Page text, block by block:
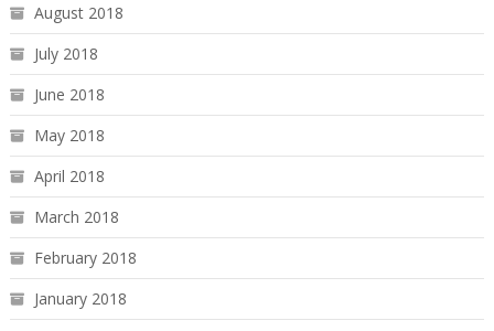
August 2018
July 2018
June 2018
May 2018
April 2018
March 2018
February 2018
January 2018